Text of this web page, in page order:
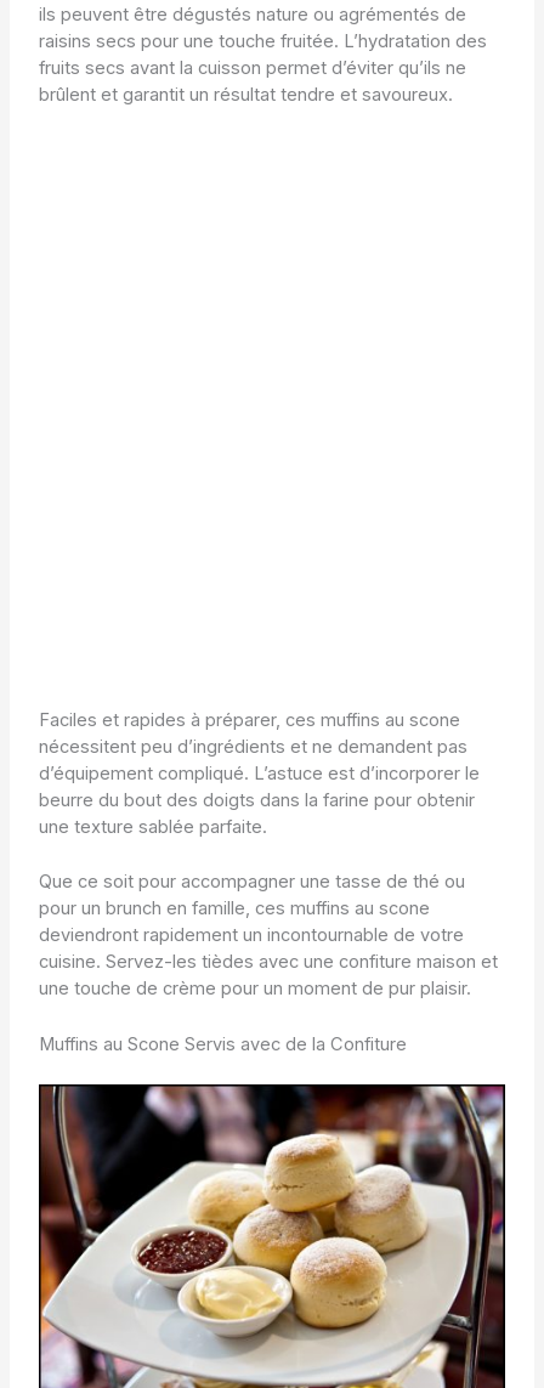
ils peuvent être dégustés nature ou agrémentés de
raisins secs pour une touche fruitée. L’hydratation des
fruits secs avant la cuisson permet d’éviter qu’ils ne
brûlent et garantit un résultat tendre et savoureux.
Faciles et rapides à préparer, ces muffins au scone
nécessitent peu d’ingrédients et ne demandent pas
d’équipement compliqué. L’astuce est d’incorporer le
beurre du bout des doigts dans la farine pour obtenir
une texture sablée parfaite.
Que ce soit pour accompagner une tasse de thé ou
pour un brunch en famille, ces muffins au scone
deviendront rapidement un incontournable de votre
cuisine. Servez-les tièdes avec une confiture maison et
une touche de crème pour un moment de pur plaisir.
Muffins au Scone Servis avec de la Confiture